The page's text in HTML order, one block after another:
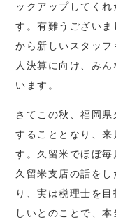
ックアップしてく
す。有難うござい
から新しいスタッ
人決算に向け、み
います。
さてこの秋、福岡
することとなり、
す。久留米でほぼ
久留米支店の話を
り、実は税理士を
しいとのことで、